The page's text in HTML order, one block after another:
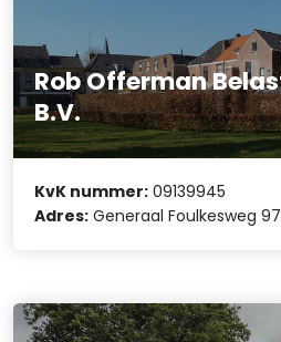
Rob Offerman
B.V.
KvK nummer: 09139945
Adres: Generaal Foulkesweg 97